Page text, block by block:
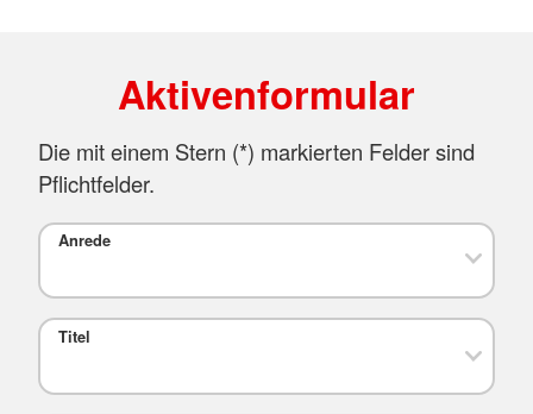
Aktivenformular
Die mit einem Stern (*) markierten Felder sind
Pflichtfelder.
Anrede
Titel